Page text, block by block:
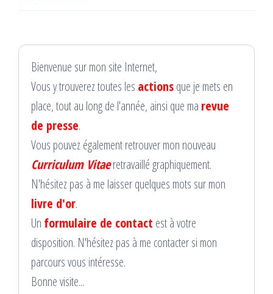
Bienvenue sur mon site Internet,
Vous y trouverez toutes les actionsque je mets en
place, tout au long de l'année, ainsi que ma revue
de presse.
Vous pouvez également retrouver mon nouveau
Curriculum Vitaeretravaillé graphiquement.
N'hésitez pas à me laisser quelques mots sur mon
livre d'or.
Un formulaire de contact est à votre
disposition. N'hésitez pas à me contacter si mon
parcours vous intéresse.
Bonne visite...